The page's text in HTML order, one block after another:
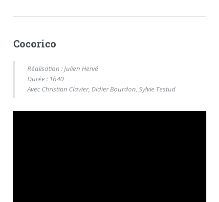
Cocorico
Réalisation : Julien Hervé
Durée : 1h40
Avec Christian Clavier, Didier Bourdon, Sylvie Testud